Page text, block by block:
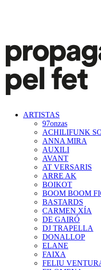
ARTISTAS
97onzas
ACHILIFUNK
ANNA MIRA
AUXILI
AVANT
AT VERSARIS
ARRE AK
BOIKOT
BOOM BOOM
BASTARDS
CARMEN XÍA
DE GAIRÓ
DJ TRAPELLA
DONALLOP
ELANE
FAIXA
FELIU